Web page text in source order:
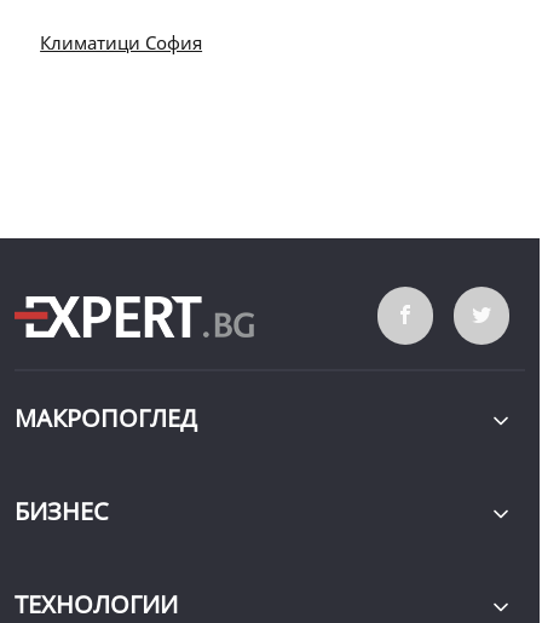
Климатици София
МАКРОПОГЛЕД
БИЗНЕС
ТЕХНОЛОГИИ